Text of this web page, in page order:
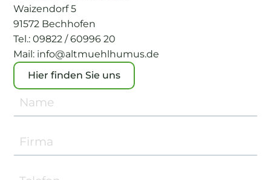
Waizendorf 5
91572 Bechhofen
Tel.:09822 / 60996 20
Mail: info@altmuehlhumus.de
Hier finden Sie uns